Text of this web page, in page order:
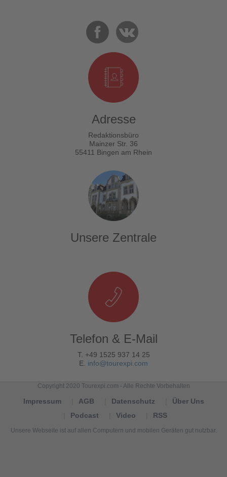
Adresse
Redaktionsbüro
Mainzer Str. 36
55411 Bingen am Rhein
Unsere Zentrale
Telefon & E-Mail
T. +49 1525 937 14 25
E. info@tourexpi.com
Copyright 2020 Tourexpi.com - Alle Rechte Vorbehalten
Impressum AGB Datenschutz
Über Uns
Podcast
Video RSS
Unsere Webseite ist auf allen Computern und mobilen Geräten gut nutzbar.